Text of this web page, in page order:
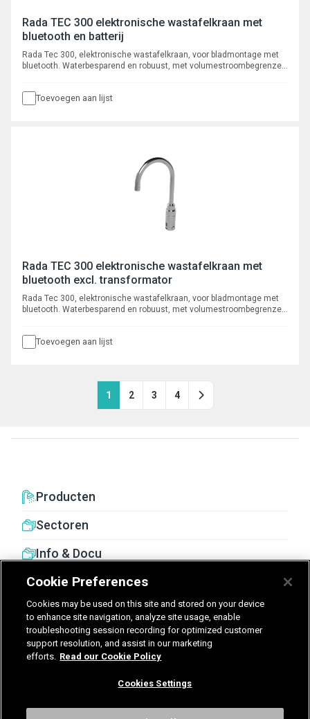
Rada TEC 300 elektronische wastafelkraan met
bluetooth en batterij
Rada Tec 300, elektronische wastafelkraan, voor bladmontage met
bluetooth. Waterbesparend en robuust, met volumestroombegrenzer
Programmeerbaar en uit te lezen via bluetooth App, met registratie
Toevoegen aan lijst
Rada TEC 300 elektronische wastafelkraan met
bluetooth excl. transformator
Rada Tec 300, elektronische wastafelkraan, voor bladmontage met
bluetooth. Waterbesparend en robuust, met volumestroombegrenzer
Programmeerbaar en uit te lezen via bluetooth App, met registratie
Toevoegen aan lijst
1 2 3 4
Producten
Sectoren
Info & Docu
United Kingdom Germany Nederland
België - Nederlands
Cookie Preferences
Cookies may be used on this site and stored on your device
to enhance site navigation, analyze site usage, enable
troubleshooting session recording for optimized customer
support resolution, and assist in our marketing
efforts. Read our Cookie Policy
Cookies Settings